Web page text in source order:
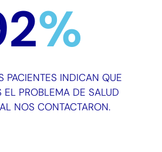
%
PACIENTES INDICAN QUE
EL PROBLEMA DE SALUD
NOS CONTACTARON.